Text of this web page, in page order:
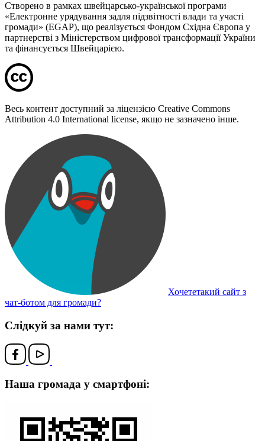
Створено в рамках швейцарсько-української програми
«Електронне урядування задля підзвітності влади та участі
громади» (EGAP), що реалізується Фондом Східна Європа у
партнерстві з Міністерством цифрової трансформації України
та фінансується Швейцарією.
Весь контент доступний за ліцензією Creative Commons
Attribution 4.0 International license, якщо не зазначено інше.
Хочететакий сайт з
чат-ботом для громади?
Слідкуй за нами тут:
Наша громада у смартфоні: